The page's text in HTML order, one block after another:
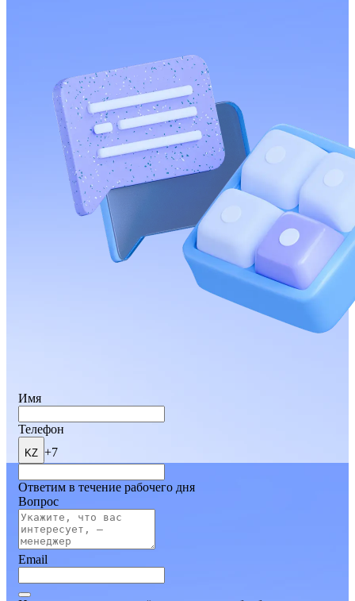
Имя
Телефон
KZ +7
Ответим в течение рабочего дня
Вопрос
Email